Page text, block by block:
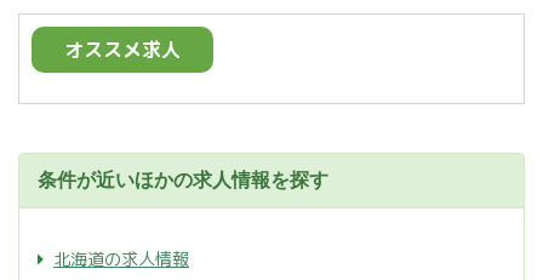
オススメ求人
条件が近いほかの求人情報を探す
北海道の求人情報